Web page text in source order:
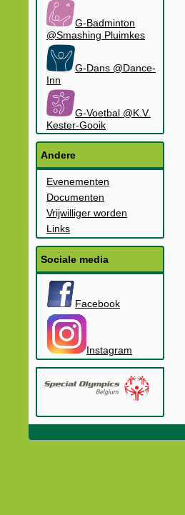
G-Badminton
@Smashing Pluimkes
G-Dans @Dance-
Inn
G-Voetbal @K.V.
Kester-Gooik
Andere
Evenementen
Documenten
Vrijwilliger worden
Links
Sociale media
Facebook
Instagram